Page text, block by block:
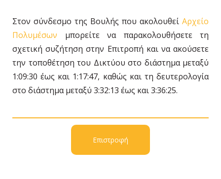
Στον σύνδεσμο της Βουλής που ακολουθεί Αρχείο
Πολυμέσων μπορείτε να παρακολουθήσετε τη
σχετική συζήτηση στην Επιτροπή και να ακούσετε
την τοποθέτηση του Δικτύου στο διάστημα μεταξύ
1:09:30 έως και 1:17:47, καθώς και τη δευτερολογία
στο διάστημα μεταξύ 3:32:13 έως και 3:36:25.
Επιστροφή